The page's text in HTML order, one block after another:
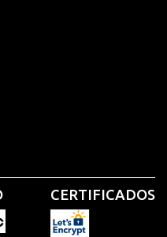
CERTIFICADOS